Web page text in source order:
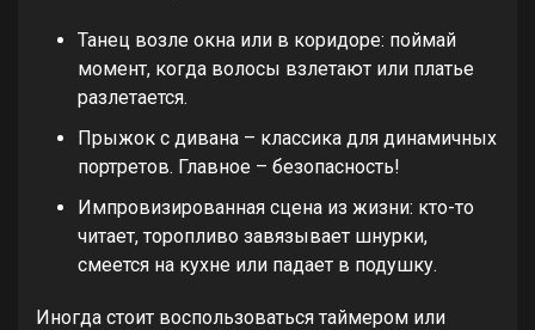
Танец возле окна или в коридоре: поймай
момент, когда волосы взлетают или платье
разлетается.
Прыжок с дивана – классика для динамичных
портретов. Главное – безопасность!
Импровизированная сцена из жизни: кто-то
читает, торопливо завязывает шнурки,
смеется на кухне или падает в подушку.
Иногда стоит воспользоваться таймером или